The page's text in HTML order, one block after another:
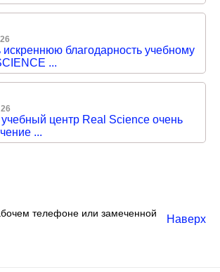
искреннюю благодарность учебному
...
центр Real Science очень
...
телефоне или замеченной
Наверх